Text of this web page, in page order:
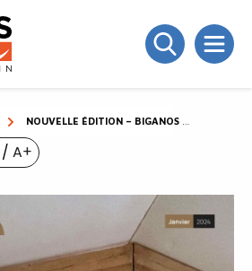
NOUVELLE ÉDITION – BIGANOS MAG JANVIER 2024
/ A+